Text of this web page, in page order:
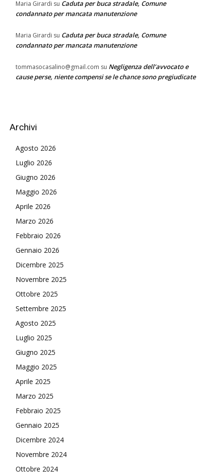
Maria Girardi su Caduta per buca stradale, Comune
condannato per mancata manutenzione
Maria Girardi su Caduta per buca stradale, Comune
condannato per mancata manutenzione
tommasocasalino@gmail.com su Negligenza dell’avvocato e
cause perse, niente compensi se le chance sono pregiudicate
Archivi
Agosto 2026
Luglio 2026
Giugno 2026
Maggio 2026
Aprile 2026
Marzo 2026
Febbraio 2026
Gennaio 2026
Dicembre 2025
Novembre 2025
Ottobre 2025
Settembre 2025
Agosto 2025
Luglio 2025
Giugno 2025
Maggio 2025
Aprile 2025
Marzo 2025
Febbraio 2025
Gennaio 2025
Dicembre 2024
Novembre 2024
Ottobre 2024